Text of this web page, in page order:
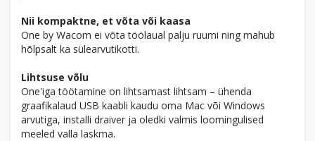
Nii kompaktne, et võta või kaasa
One by Wacom ei võta töölaual palju ruumi ning mahub
hõlpsalt ka sülearvutikotti.
Lihtsuse võlu
One'iga töötamine on lihtsamast lihtsam – ühenda
graafikalaud USB kaabli kaudu oma Mac või Windows
arvutiga, installi draiver ja oledki valmis loomingulised
meeled valla laskma.